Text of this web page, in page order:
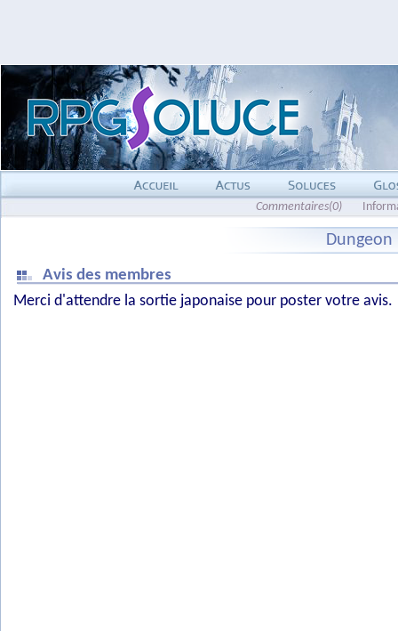
Commentaires(0)
Dungeon
Avis des membres
Merci d'attendre la sortie japonaise pour poster votre avis.